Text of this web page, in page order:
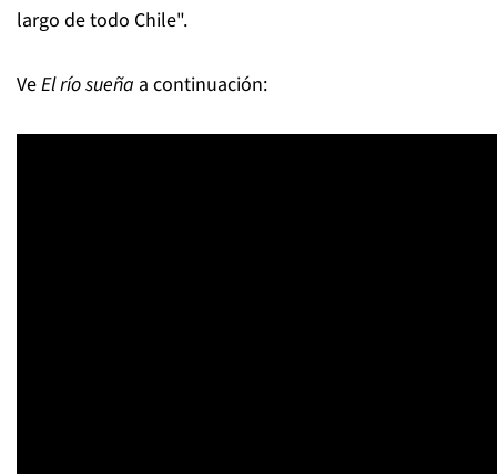
largo de todo Chile".
VeEl río sueña a continuación: